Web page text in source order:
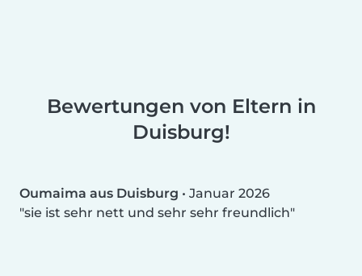
Bewertungen von Eltern in
Duisburg!
Oumaima aus Duisburg • Januar 2026
sie ist sehr nett und sehr sehr freundlich